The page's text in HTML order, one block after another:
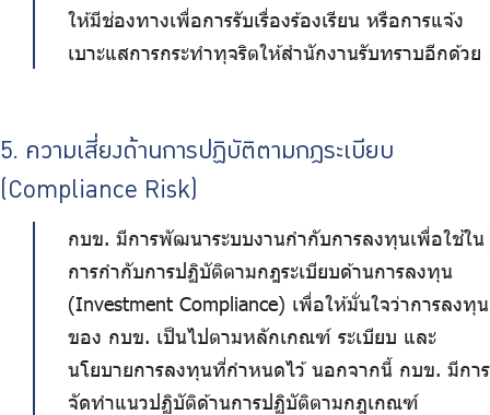
ให้มีช่องทางเพื่อการรับเรื่องร้องเรียน หรือการแจ้ง
เบาะแสการกระทำทุจริตให้สำนักงานรับทราบอีกด้วย
5. ความเสี่ยงด้านการปฏิบัติตามกฎระเบียบ
(Compliance Risk)
กบข. มีการพัฒนาระบบงานกำกับการลงทุนเพื่อใช้ใน
การกำกับการปฏิบัติตามกฎระเบียบด้านการลงทุน
(Investment Compliance) เพื่อให้มั่นใจว่าการลงทุน
ของ กบข. เป็นไปตามหลักเกณฑ์ ระเบียบ และ
นโยบายการลงทุนที่กำหนดไว้ นอกจากนี้ กบข. มีการ
จัดทำแนวปฏิบัติด้านการปฏิบัติตามกฎเกณฑ์